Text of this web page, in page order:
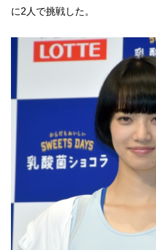
に2人で挑戦した。